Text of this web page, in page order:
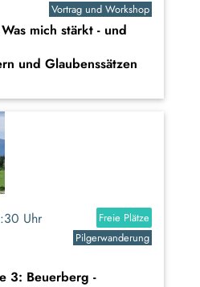
Vortrag und Workshop
mich stärkt - und
und Glaubenssätzen
Uhr
Freie Plätze
Pilgerwanderung
3: Beuerberg -